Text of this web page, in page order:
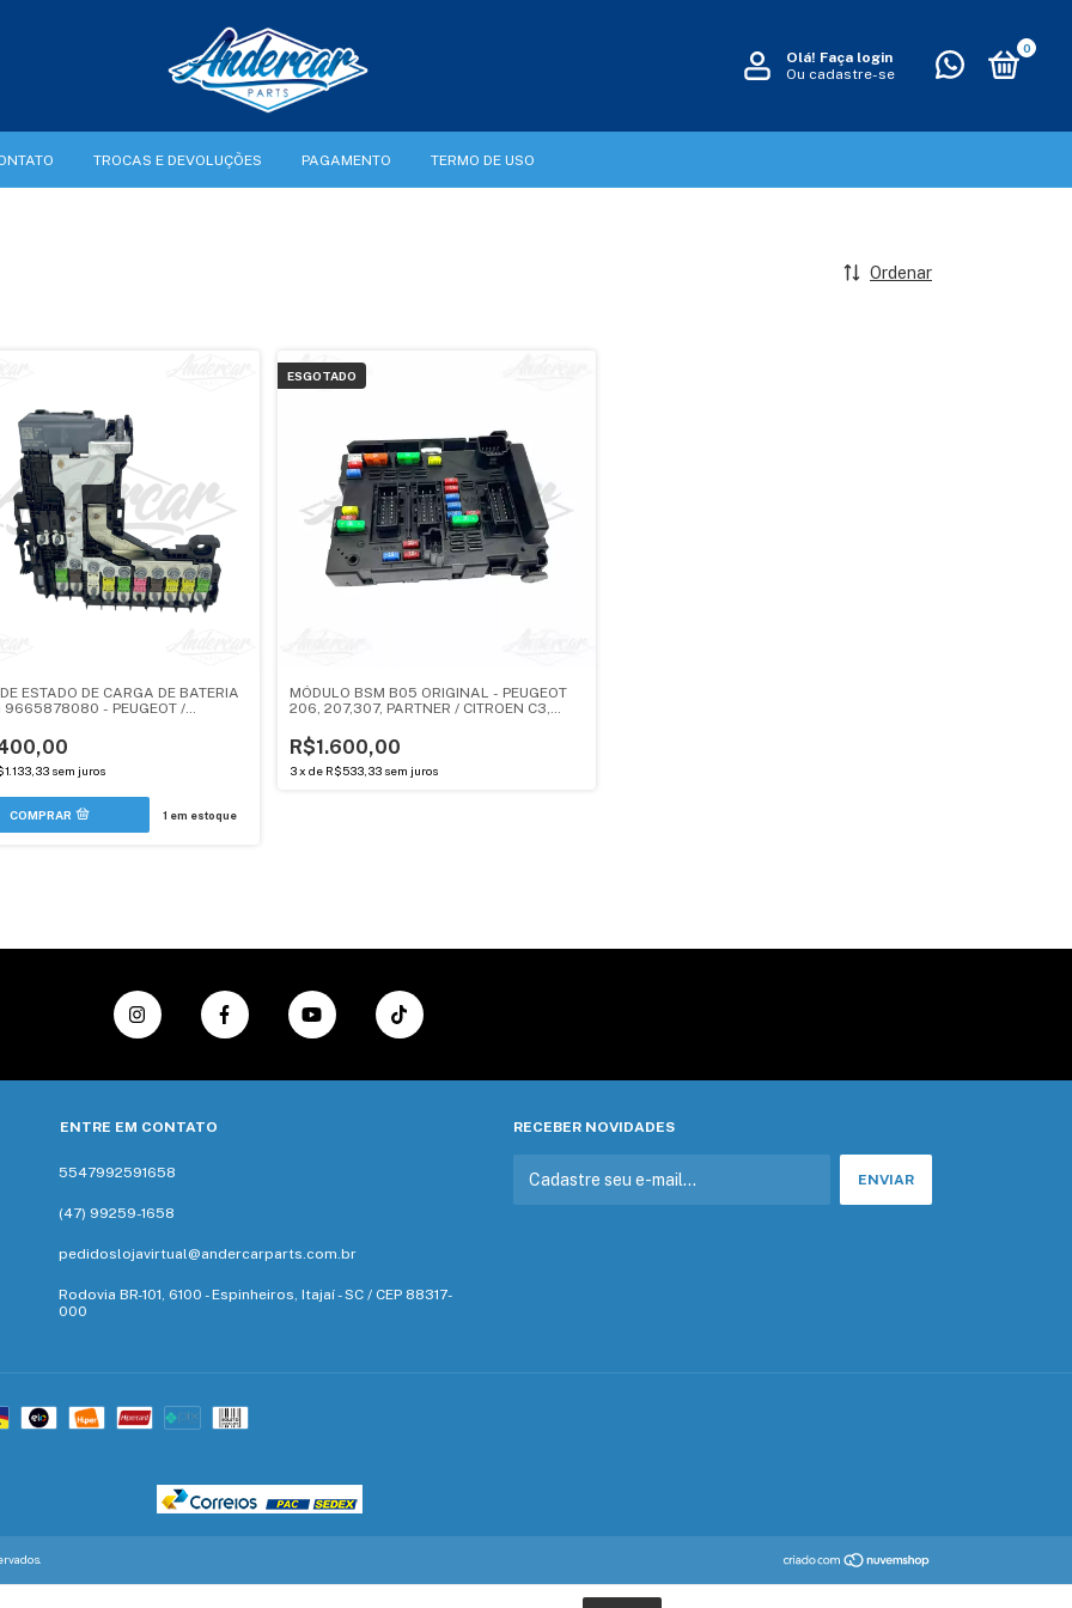
Olá! Faça login
Ou cadastre-se
0
TROCAS E DEVOLUÇÕES PAGAMENTO TERMO DE USO
Ordenar
ESTADO DE CARGA DE BATERIA
9665878080 - PEUGEOT /
sem juros
1 em estoque
ESGOTADO
MÓDULO BSM B05 ORIGINAL - PEUGEOT
206, 207,307, PARTNER / CITROEN C3,
R$1.600,00
3 x de R$533,33 sem juros
ENTRE EM CONTATO
5547992591658
(47) 99259-1658‬
pedidoslojavirtual@andercarparts.com.br
Rodovia BR-101, 6100 - Espinheiros, Itajaí - SC / CEP 88317-
000
RECEBER NOVIDADES